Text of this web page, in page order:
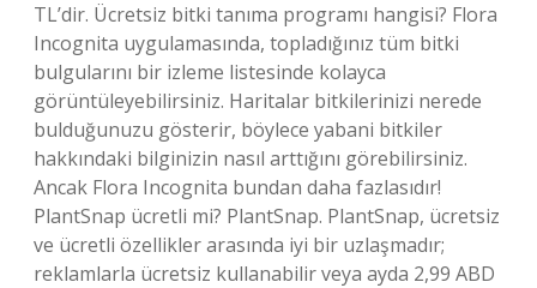
TL’dir. Ücretsiz bitki tanıma programı hangisi? Flora
Incognita uygulamasında, topladığınız tüm bitki
bulgularını bir izleme listesinde kolayca
görüntüleyebilirsiniz. Haritalar bitkilerinizi nerede
bulduğunuzu gösterir, böylece yabani bitkiler
hakkındaki bilginizin nasıl arttığını görebilirsiniz.
Ancak Flora Incognita bundan daha fazlasıdır!
PlantSnap ücretli mi? PlantSnap. PlantSnap, ücretsiz
ve ücretli özellikler arasında iyi bir uzlaşmadır;
reklamlarla ücretsiz kullanabilir veya ayda 2,99 ABD